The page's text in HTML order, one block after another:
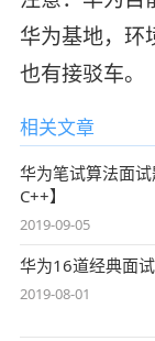
华为基地，环
也有接驳车。
相关文章
华为笔试算法面
C++】
2019-09-05
华为16道经典面
2019-08-01